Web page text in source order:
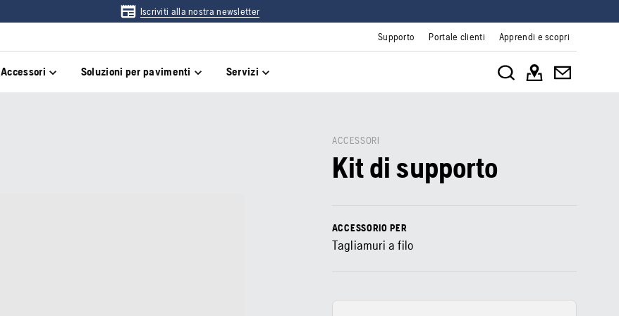
Iscriviti alla nostra newsletter
Supporto Portale clienti Apprendi e scopri
Accessori Soluzioni per pavimenti Servizi
ACCESSORI
Kit di supporto
ACCESSORIO PER
Tagliamuri a filo